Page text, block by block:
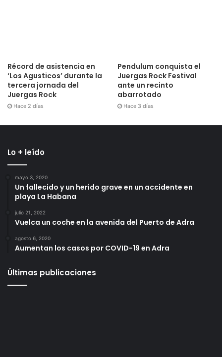
Récord de asistencia en
‘Los Agusticos’ durante la
tercera jornada del
Juergas Rock
Hace 2 días
Pendulum conquista el
Juergas Rock Festival
ante un recinto
abarrotado
Hace 3 días
Lo + leído
mayo 3, 2020
Un fallecido y un herido grave en un accidente en
playa La Habana
julio 21, 2022
Vuelca un coche en la avenida del Puerto de Adra
agosto 6, 2020
Aumentan los casos por COVID-19 en Adra
Últimas publicaciones